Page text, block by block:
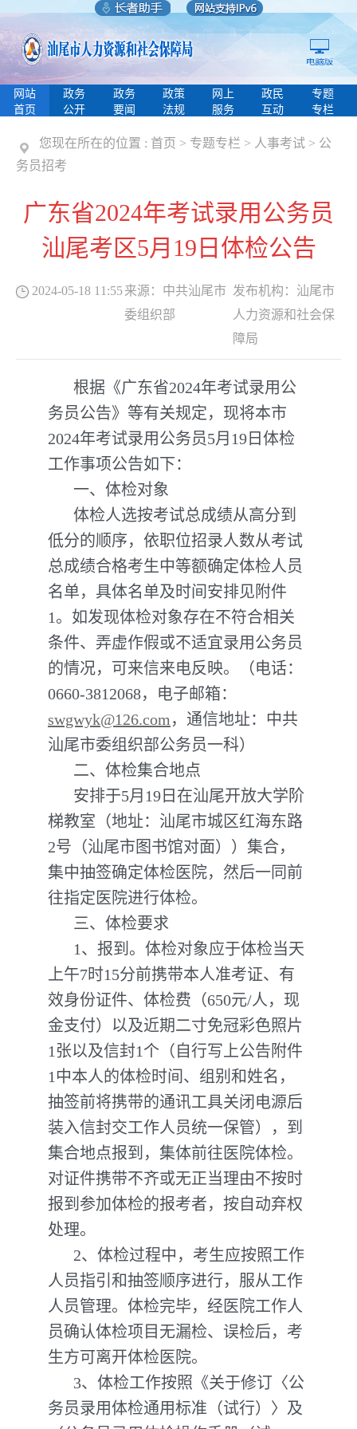
网站
首页
政务
公开
政务
要闻
政策
法规
网上
服务
政民
互动
专题
专栏
您现在所在的位置 : 首页 > 专题专栏 > 人事考试 > 公
务员招考
广东省2024年考试录用公务员
汕尾考区5月19日体检公告
2024-05-18 11:55来源： 中共汕尾市
委组织部
发布机构： 汕尾市
人力资源和社会保
障局
根据《广东省2024年考试录用公
务员公告》等有关规定，现将本市
2024年考试录用公务员5月19日体检
工作事项公告如下：
一、体检对象
体检人选按考试总成绩从高分到
低分的顺序，依职位招录人数从考试
总成绩合格考生中等额确定体检人员
名单，具体名单及时间安排见附件
1。如发现体检对象存在不符合相关
条件、弄虚作假或不适宜录用公务员
的情况，可来信来电反映。（电话：
0660-3812068，电子邮箱：
swgwyk@126.com ，通信地址：中共
汕尾市委组织部公务员一科）
二、体检集合地点
安排于5月19日在汕尾开放大学阶
梯教室（地址：汕尾市城区红海东路
2号（汕尾市图书馆对面））集合，
集中抽签确定体检医院，然后一同前
往指定医院进行体检。
三、体检要求
1、报到。体检对象应于体检当天
上午7时15分前携带本人准考证、有
效身份证件、体检费（650元/人，现
金支付）以及近期二寸免冠彩色照片
1张以及信封1个（自行写上公告附件
1中本人的体检时间、组别和姓名，
抽签前将携带的通讯工具关闭电源后
装入信封交工作人员统一保管），到
集合地点报到，集体前往医院体检。
对证件携带不齐或无正当理由不按时
报到参加体检的报考者，按自动弃权
处理。
2、体检过程中，考生应按照工作
人员指引和抽签顺序进行，服从工作
人员管理。体检完毕，经医院工作人
员确认体检项目无漏检、误检后，考
生方可离开体检医院。
3、体检工作按照《关于修订〈公
务员录用体检通用标准（试行）〉及